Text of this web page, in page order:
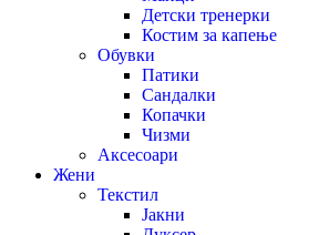
Детски тренерки
Костим за капење
Обувки
Патики
Сандалки
Копачки
Чизми
Аксесоари
Жени
Текстил
Јакни